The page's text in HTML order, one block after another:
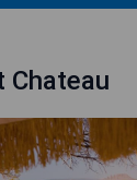
Chateau